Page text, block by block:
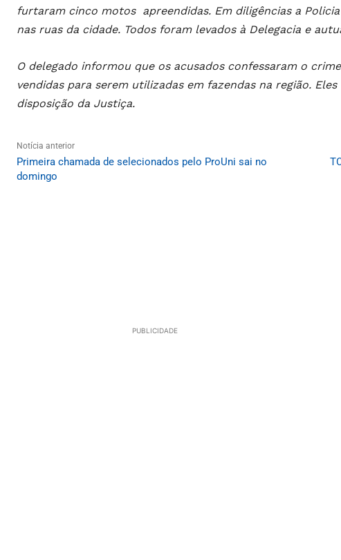
furtaram cinco motos apreendidas. Em diligências a
nas ruas da cidade. Todos foram levados à Delegacia e
O delegado informou que os acusados confessaram o
vendidas para serem utilizadas em fazendas na região.
disposição da Justiça.
Notícia anterior
Primeira chamada de selecionados pelo ProUni sai no
domingo
PUBLICIDADE